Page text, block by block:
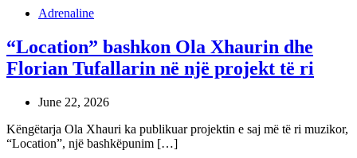
Adrenaline
“Location” bashkon Ola Xhaurin dhe
Florian Tufallarin në një projekt të ri
June 22, 2026
Këngëtarja Ola Xhauri ka publikuar projektin e saj më të ri muzikor,
“Location”, një bashkëpunim […]